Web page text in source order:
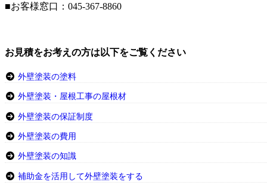
■お客様窓口： 045-367-8860
お見積をお考えの方は以下をご覧ください
外壁塗装の塗料
外壁塗装・屋根工事の屋根材
外壁塗装の保証制度
外壁塗装の費用
外壁塗装の知識
補助金を活用して外壁塗装をする